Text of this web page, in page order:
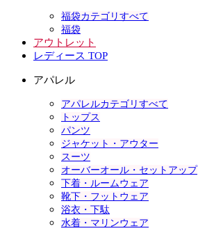
福袋カテゴリすべて
福袋
アウトレット
レディース TOP
アパレル
アパレルカテゴリすべて
トップス
パンツ
ジャケット・アウター
スーツ
オーバーオール・セットアップ
下着・ルームウェア
靴下・フットウェア
浴衣・下駄
水着・マリンウェア